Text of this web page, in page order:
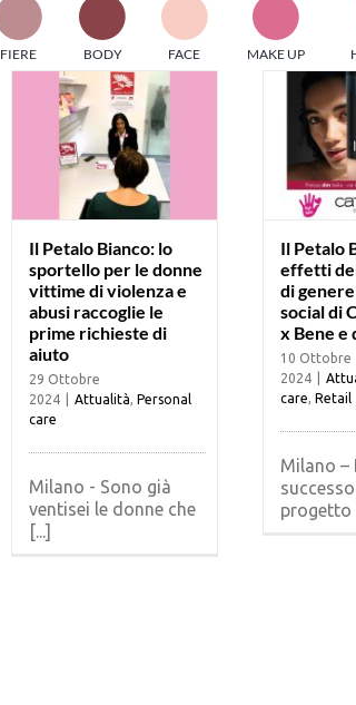
TESPI MEDIAGROUP racchiude
ed editrici specializzate
particolare, attraverso numerose
informazione che coinvolgono gli
technology, entertainment e
Stay tuned!
LE
FIERE BODY FACE MAKE UP
Il Petalo Bianco: lo
sportello per le
violenza e abusi
raccoglie le prime
richieste di aiuto
Il Petalo Bianco: lo
sportello per le donne
vittime di violenza e
abusi raccoglie le
prime richieste di
aiuto
29 Ottobre
2024
Attualità Personal
care
Milano - Sono già
ventisei le donne che
[...]
Il Petalo
effetti
di
social di
x Bene e
10 Ottobre
2024
care Retail
Milano –
successo
progetto